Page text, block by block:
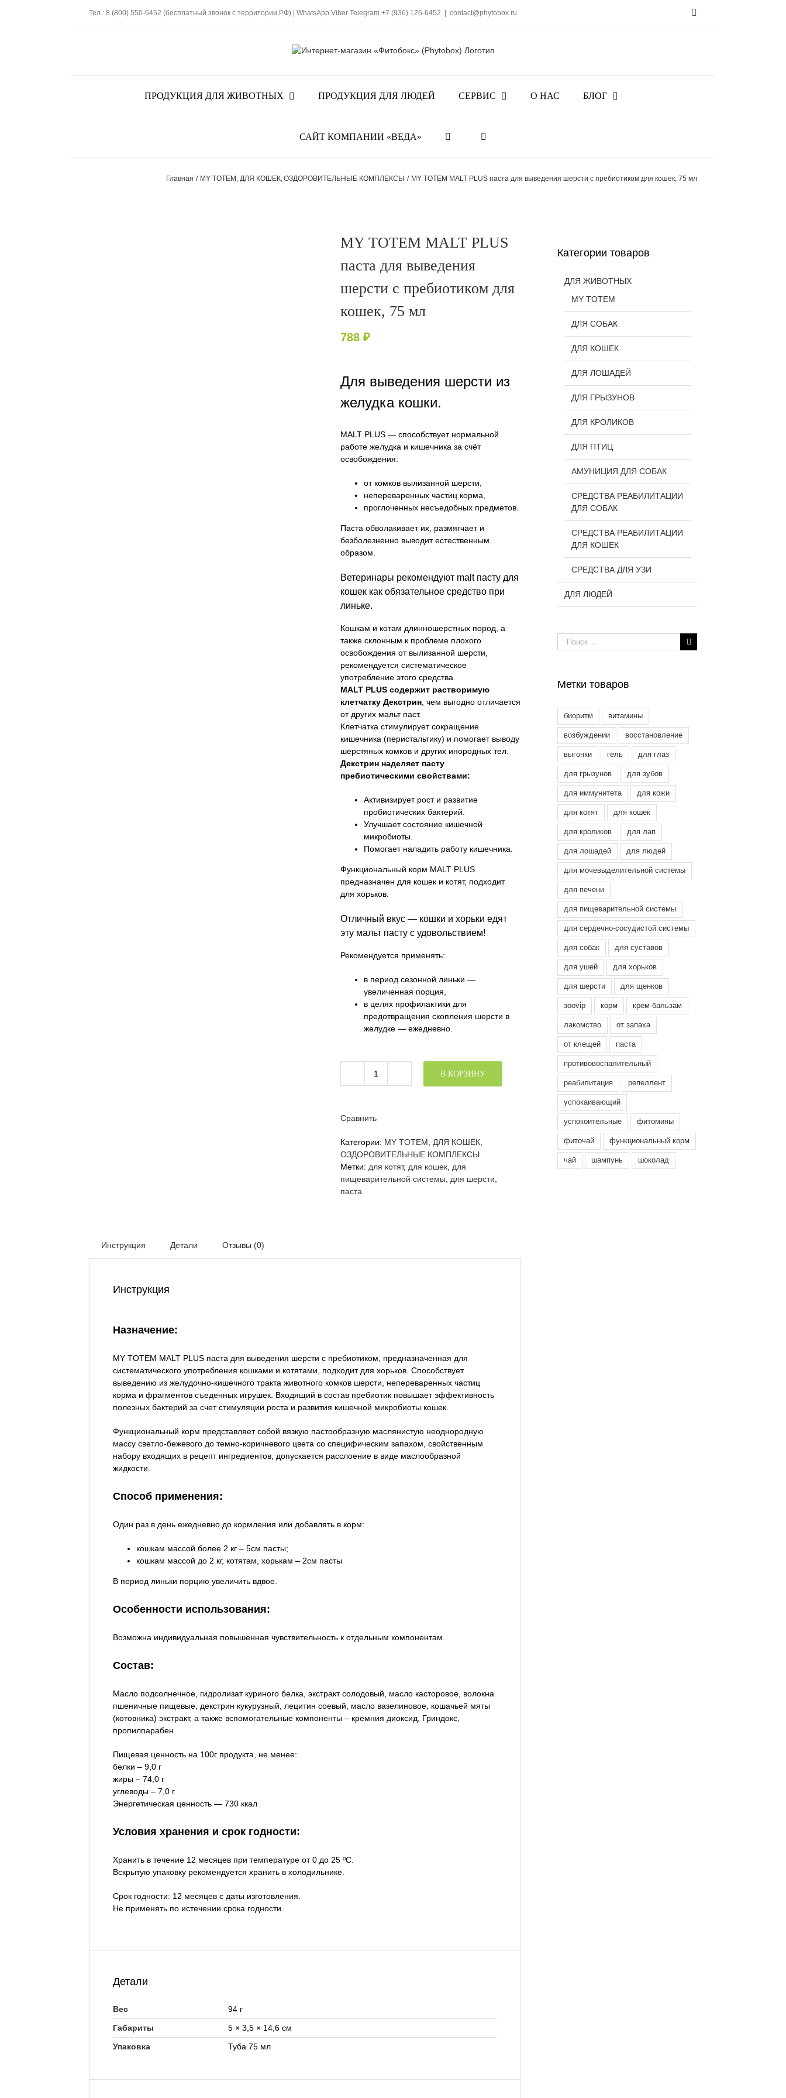
Тел.: 8 (800) 550-6452 (бесплатный звонок с территории РФ) WhatsApp Viber Telegram +7 (936) 126-6452 contact@phytobox.ru
ПРОДУКЦИЯ ДЛЯ ЖИВОТНЫХ ПРОДУКЦИЯ ДЛЯ ЛЮДЕЙ СЕРВИС О НАС БЛОГ
САЙТ КОМПАНИИ «ВЕДА»
Главная MY TOTEM ДЛЯ КОШЕК ОЗДОРОВИТЕЛЬНЫЕ КОМПЛЕКСЫ MY TOTEM MALT PLUS паста для выведения шерсти с пребиотиком для кошек, 75 мл
MY TOTEM MALT PLUS
паста для выведения
шерсти с пребиотиком для
кошек, 75 мл
788 ₽
Для выведения шерсти из
желудка кошки.
MALT PLUS — способствует нормальной
работе желудка и кишечника за счёт
освобождения:
от комков вылизанной шерсти,
непереваренных частиц корма,
проглоченных несъедобных предметов.
Паста обволакивает их, размягчает и
безболезненно выводит естественным
образом.
Ветеринары рекомендуют malt пасту для
кошек как обязательное средство при
линьке.
Кошкам и котам длинношерстных пород, а
также склонным к проблеме плохого
освобождения от вылизанной шерсти,
рекомендуется систематическое
употребление этого средства.
MALT PLUS содержит растворимую
клетчатку Декстрин, чем выгодно отличается
от других мальт паст.
Клетчатка стимулирует сокращение
кишечника (перистальтику) и помогает выводу
шерстяных комков и других инородных тел.
Декстрин наделяет пасту
пребиотическими свойствами:
Активизирует рост и развитие
пробиотических бактерий.
Улучшает состояние кишечной
микробиоты.
Помогает наладить работу кишечника.
Функциональный корм MALT PLUS
предназначен для кошек и котят, подходит
для хорьков.
Отличный вкус — кошки и хорьки едят
эту мальт пасту с удовольствием!
Рекомендуется применять:
в период сезонной линьки —
увеличенная порция,
в целях профилактики для
предотвращения скопления шерсти в
желудке — ежедневно.
Количество
PLUS
паста
для
выведения
В КОРЗИНУ
Сравнить
Категории: MY TOTEM, ДЛЯ КОШЕК,
ОЗДОРОВИТЕЛЬНЫЕ КОМПЛЕКСЫ
Метки: для котят, для кошек, для
пищеварительной системы, для шерсти,
паста
Инструкция Детали Отзывы (0)
Инструкция
Назначение:
MY TOTEM MALT PLUS паста для выведения шерсти с пребиотиком, предназначенная для
систематического употребления кошками и котятами, подходит для хорьков. Способствует
выведению из желудочно-кишечного тракта животного комков шерсти, непереваренных частиц
корма и фрагментов съеденных игрушек. Входящий в состав пребиотик повышает эффективность
полезных бактерий за счет стимуляции роста и развития кишечной микробиоты кошек.
Функциональный корм представляет собой вязкую пастообразную маслянистую неоднородную
массу светло-бежевого до темно-коричневого цвета со специфическим запахом, свойственным
набору входящих в рецепт ингредиентов, допускается расслоение в виде маслообразной
жидкости.
Способ применения:
Один раз в день ежедневно до кормления или добавлять в корм:
кошкам массой более 2 кг – 5см пасты;
кошкам массой до 2 кг, котятам, хорькам – 2см пасты
В период линьки порцию увеличить вдвое.
Особенности использования:
Возможна индивидуальная повышенная чувствительность к отдельным компонентам.
Состав:
Масло подсолнечное, гидролизат куриного белка, экстракт солодовый, масло касторовое, волокна
пшеничные пищевые, декстрин кукурузный, лецитин соевый, масло вазелиновое, кошачьей мяты
(котовника) экстракт, а также вспомогательные компоненты – кремния диоксид, Гриндокс,
пропилпарабен.
Пищевая ценность на 100г продукта, не менее:
белки – 9,0 г
жиры – 74,0 г
углеводы – 7,0 г
Энергетическая ценность — 730 ккал
Условия хранения и срок годности:
Хранить в течение 12 месяцев при температуре от 0 до 25 ºС.
Вскрытую упаковку рекомендуется хранить в холодильнике.
Срок годности: 12 месяцев с даты изготовления.
Не применять по истечении срока годности.
Детали
Вес
94 г
Габариты
5 × 3,5 × 14,6 см
Упаковка
Туба 75 мл
Категории товаров
ДЛЯ ЖИВОТНЫХ
MY TOTEM
ДЛЯ СОБАК
ДЛЯ КОШЕК
ДЛЯ ЛОШАДЕЙ
ДЛЯ ГРЫЗУНОВ
ДЛЯ КРОЛИКОВ
ДЛЯ ПТИЦ
АМУНИЦИЯ ДЛЯ СОБАК
СРЕДСТВА РЕАБИЛИТАЦИИ
ДЛЯ СОБАК
СРЕДСТВА РЕАБИЛИТАЦИИ
ДЛЯ КОШЕК
СРЕДСТВА ДЛЯ УЗИ
ДЛЯ ЛЮДЕЙ
Результат
поиска:
Метки товаров
биоритм витамины
возбуждении восстановление
выгонки гель для глаз
для грызунов для зубов
для иммунитета для кожи
для котят для кошек
для кроликов для лап
для лошадей для людей
для мочевыделительной системы
для печени
для пищеварительной системы
для сердечно-сосудистой системы
для собак для суставов
для ушей для хорьков
для шерсти для щенков
зооvip корм крем-бальзам
лакомство от запаха
от клещей паста
противовоспалительный
реабилитация репеллент
успокаивающий
успокоительные фитомины
фиточай функциональный корм
чай шампунь шоколад